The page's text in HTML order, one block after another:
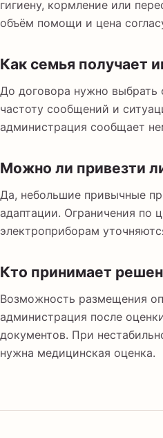
гигиену, кормление или
объём помощи и цена
Как семья получает
До договора нужно выбрать
частоту сообщений и
администрация сообщает
Можно ли привезти
Да, небольшие привычные
адаптации. Ограничения по
электроприборам
Кто принимает
Возможность размещения
администрация после
документов. При
нужна медицинская оценка.